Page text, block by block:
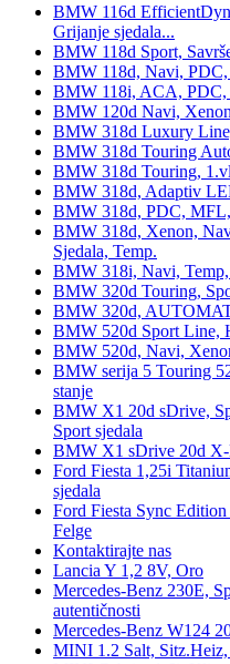
BMW 116d
Grijanje sjedala...
BMW 118d Sport,
BMW 118d, Navi,
BMW 118i, ACA,
BMW 120d Navi,
BMW 318d Luxury
BMW 318d Touring
BMW 318d Touring,
BMW 318d, Adaptiv
BMW 318d, PDC,
BMW 318d, Xenon,
Sjedala, Temp.
BMW 318i, Navi,
BMW 320d Touring,
BMW 320d,
BMW 520d Sport Line,
BMW 520d, Navi,
BMW serija 5 Touring
stanje
BMW X1 20d sDrive,
Sport sjedala
BMW X1 sDrive 20d X-
Ford Fiesta 1,25i
sjedala
Ford Fiesta Sync
Felge
Kontaktirajte nas
Lancia Y 1,2 8V, Oro
Mercedes-Benz 230E,
autentičnosti
Mercedes-Benz W124
MINI 1.2 Salt, Sitz.Heiz,